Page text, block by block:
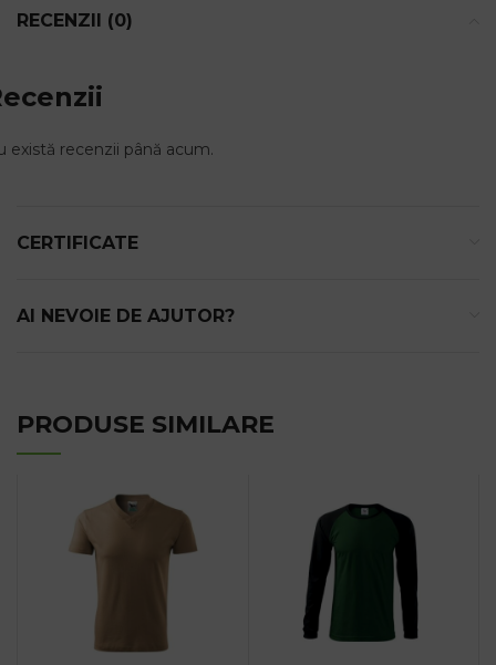
RECENZII (0)
există recenzii până acum.
CERTIFICATE
AI NEVOIE DE AJUTOR?
PRODUSE SIMILARE